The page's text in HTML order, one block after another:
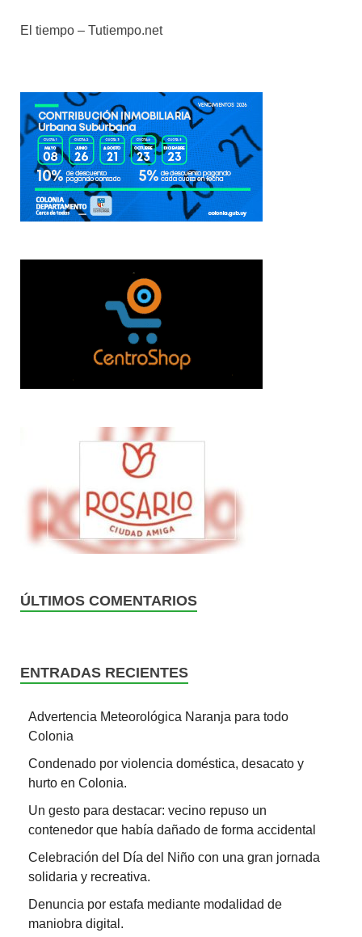
El tiempo – Tutiempo.net
ÚLTIMOS COMENTARIOS
ENTRADAS RECIENTES
Advertencia Meteorológica Naranja para todo
Colonia
Condenado por violencia doméstica, desacato y
hurto en Colonia.
Un gesto para destacar: vecino repuso un
contenedor que había dañado de forma accidental
Celebración del Día del Niño con una gran jornada
solidaria y recreativa.
Denuncia por estafa mediante modalidad de
maniobra digital.